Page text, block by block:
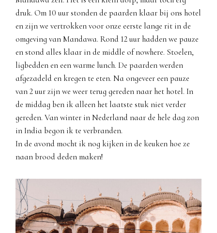
druk. Om 10 uur stonden de paarden klaar bij ons hotel
en zijn we vertrokken voor onze eerste lange rit in de
omgeving van Mandawa. Rond 12 uur hadden we pauze
en stond alles klaar in de middle of nowhere. Stoelen,
ligbedden en een warme lunch. De paarden werden
afgezadeld en kregen te eten. Na ongeveer een pauze
van 2 uur zijn we weer terug gereden naar het hotel. In
de middag ben ik alleen het laatste stuk niet verder
gereden. Van winter in Nederland naar de hele dag zon
in India begon ik te verbranden.
In de avond mocht ik nog kijken in de keuken hoe ze
naan brood deden maken!